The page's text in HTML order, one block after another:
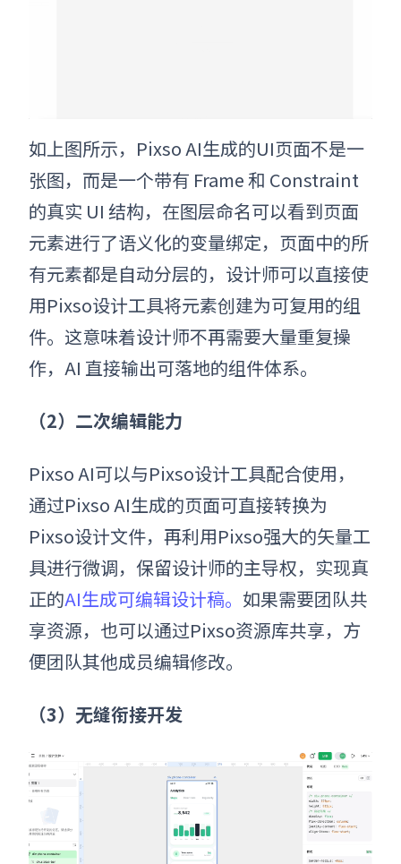
如上图所示，Pixso AI生成的UI页面不是一
张图，而是一个带有 Frame 和 Constraint
的真实 UI 结构，在图层命名可以看到页面
元素进行了语义化的变量绑定，页面中的所
有元素都是自动分层的，设计师可以直接使
用Pixso设计工具将元素创建为可复用的组
件。这意味着设计师不再需要大量重复操
作，AI 直接输出可落地的组件体系。
（2）二次编辑能力
Pixso AI可以与Pixso设计工具配合使用，
通过Pixso AI生成的页面可直接转换为
Pixso设计文件，再利用Pixso强大的矢量工
具进行微调，保留设计师的主导权，实现真
正的AI生成可编辑设计稿。 如果需要团队共
享资源，也可以通过Pixso资源库共享，方
便团队其他成员编辑修改。
（3）无缝衔接开发